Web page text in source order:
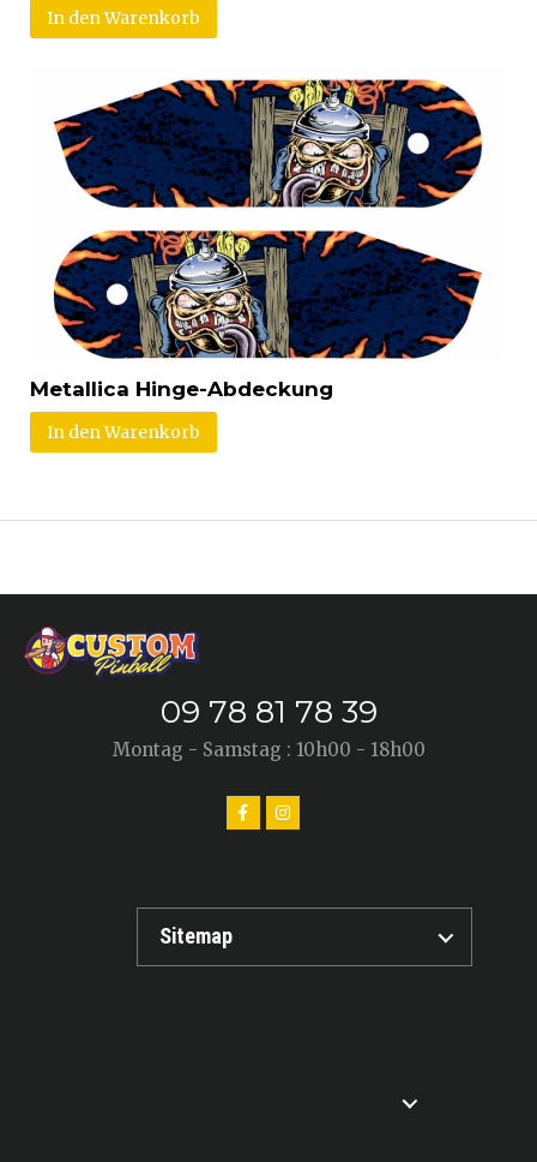
In den Warenkorb
Metallica Hinge-Abdeckung
In den Warenkorb
09 78 81 78 39
Montag - Samstag : 10h00 - 18h00
Sitemap